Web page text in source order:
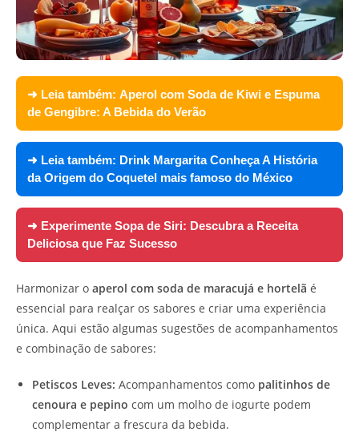
➜ Leia também: Aperol com Soda de Kiwi e Espuma
de Gengibre: A Bebida do Verão
➜ Leia também: Drink Margarita Conheça A História
da Origem do Coquetel mais famoso do México
➜ Experimente Sopa de Siri: Descubra a Receita
Deliciosa que Faz Sucesso
Harmonizar o aperol com soda de maracujá e hortelã é
essencial para realçar os sabores e criar uma experiência
única. Aqui estão algumas sugestões de acompanhamentos
e combinação de sabores:
Petiscos Leves: Acompanhamentos como palitinhos de
cenoura e pepino com um molho de iogurte podem
complementar a frescura da bebida.